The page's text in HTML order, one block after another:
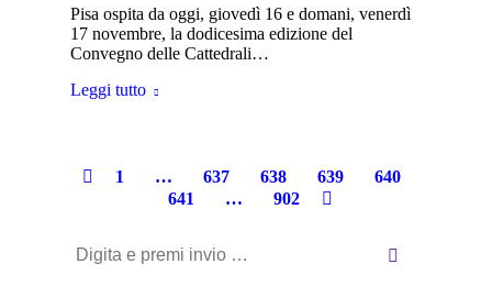
Pisa ospita da oggi, giovedì 16 e domani, venerdì
17 novembre, la dodicesima edizione del
Convegno delle Cattedrali…
Leggi tutto
1 … 637 638 639
640
641
… 902
Cerca: